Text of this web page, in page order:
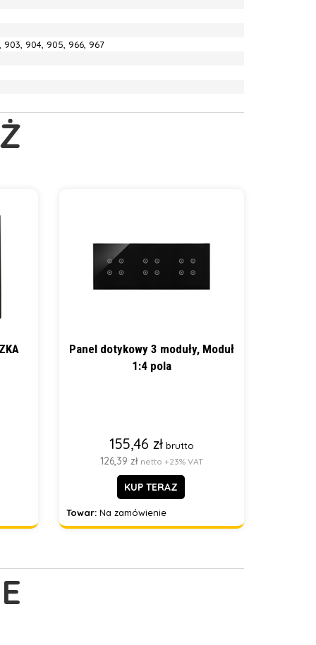
903, 904, 905, 966, 967
Panel dotykowy 3 moduły, Moduł
1:4 pola
155,46 zł brutto
126,39 zł netto +23% VAT
KUP TERAZ
Towar:Na zamówienie